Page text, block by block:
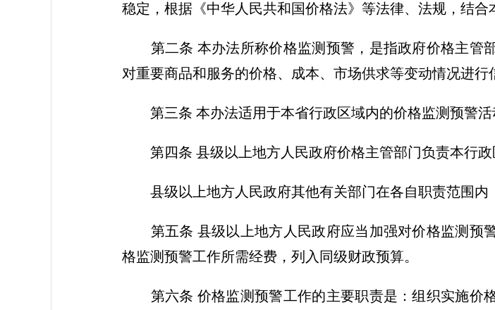
稳定，根据《中华人民共和国价格法》等法律、法规，结合
第二条 本办法所称价格监测预警，是指政府价格主管
对重要商品和服务的价格、成本、市场供求等变动情况进
第三条 本办法适用于本省行政区域内的价格监测预警活
第四条 县级以上地方人民政府价格主管部门负责本行政
县级以上地方人民政府其他有关部门在各自职责范围内
第五条 县级以上地方人民政府应当加强对价格监测预
格监测预警工作所需经费，列入同级财政预算。
第六条 价格监测预警工作的主要职责是：组织实施价